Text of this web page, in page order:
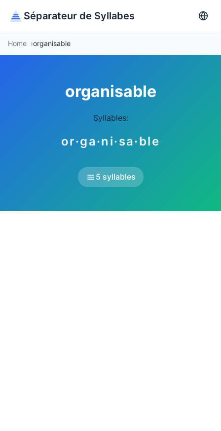
Séparateur de Syllabes
Home organisable
organisable
Syllables:
or·ga·ni·sa·ble
5 syllables